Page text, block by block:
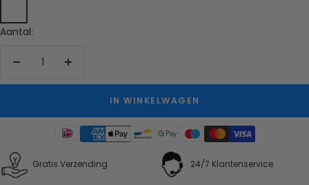
Aantal:
Aantal
verlagen
Aantal
verhogen
IN WINKELWAGEN
Gratis Verzending 24/7 Klantenservice